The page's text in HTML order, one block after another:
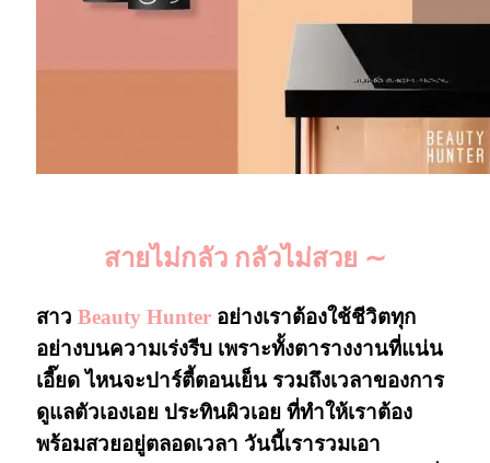
สายไม่กลัว กลัวไม่สวย ∼
สาว Beauty Hunter อย่างเราต้องใช้ชีวิตทุก
อย่างบนความเร่งรีบ เพราะทั้งตารางงานที่แน่น
เอี๊ยด ไหนจะปาร์ตี้ตอนเย็น รวมถึงเวลาของการ
ดูแลตัวเองเอย ประทินผิวเอย ที่ทำให้เราต้อง
พร้อมสวยอยู่ตลอดเวลา วันนี้เรารวมเอา